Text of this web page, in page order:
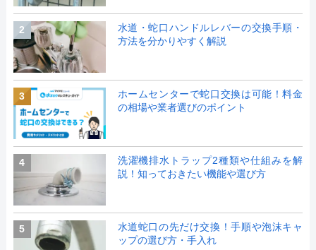
2
水道・蛇口ハンドルレバーの交換手順・
方法を分かりやすく解説
3
ホームセンターで蛇口交換は可能！料金
の相場や業者選びのポイント
4
洗濯機排水トラップ2種類や仕組みを解
説！知っておきたい機能や選び方
5
水道蛇口の先だけ交換！手順や泡沫キャ
ップの選び方・手入れ